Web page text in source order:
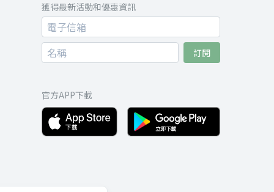
獲得最新活動和優惠資訊
訂閱
官方APP下載